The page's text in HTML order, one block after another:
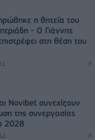
η θητεία του
- Ο Γιάννης
στη θέση του
Novibet συνεχίζουν
της συνεργασίας
2028